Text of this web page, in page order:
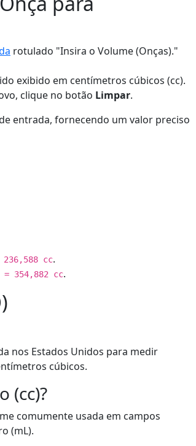
rotulado "Insira o Volume (Onças)."
exibido em centímetros cúbicos (cc).
clique no botão Limpar.
entrada, fornecendo um valor preciso
cc.
= 354,882 cc.
nos Estados Unidos para medir
cúbicos.
(cc)?
comumente usada em campos
(mL).